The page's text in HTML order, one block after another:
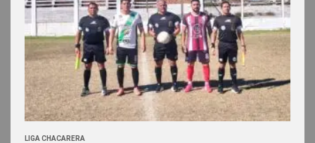
LIGA CHACARERA